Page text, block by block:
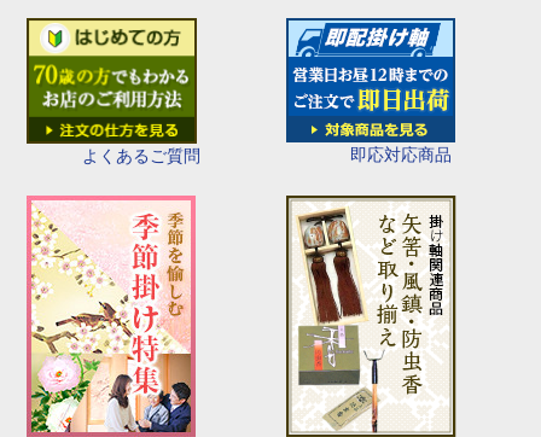
よくあるご質問 即応対応商品